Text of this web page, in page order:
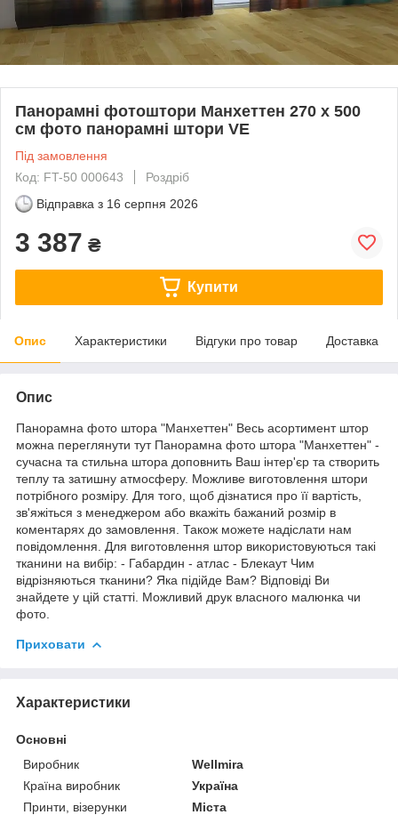
Панорамні фотоштори Манхеттен 270 х 500
см фото панорамні штори VE
Під замовлення
Код: FT-50 000643
Роздріб
Відправка з 16 серпня 2026
3 387 ₴
Купити
Опис Характеристики Відгуки про товар Доставка
Опис
Панорамна фото штора "Манхеттен" Весь асортимент штор
можна переглянути тут Панорамна фото штора "Манхеттен" -
сучасна та стильна штора доповнить Ваш інтер'єр та створить
теплу та затишну атмосферу. Можливе виготовлення штори
потрібного розміру. Для того, щоб дізнатися про її вартість,
зв'яжіться з менеджером або вкажіть бажаний розмір в
коментарях до замовлення. Також можете надіслати нам
повідомлення. Для виготовлення штор використовуються такі
тканини на вибір: - Габардин - атлас - Блекаут Чим
відрізняються тканини? Яка підійде Вам? Відповіді Ви
знайдете у цій статті. Можливий друк власного малюнка чи
фото.
Приховати
Характеристики
Основні
Виробник
Wellmira
Країна виробник
Україна
Принти, візерунки
Міста